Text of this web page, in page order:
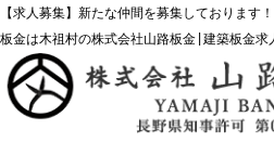
【求人募集】新たな仲間を募集しておりま
板金は木祖村の株式会社山路板金|建築板金求